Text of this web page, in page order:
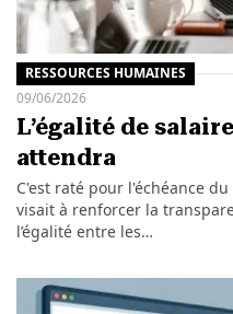
RESSOURCES HUMAINES
09/06/2026
L’égalité de
attendra
C'est raté pour l'échéance
visait à renforcer la
l’égalité entre les…